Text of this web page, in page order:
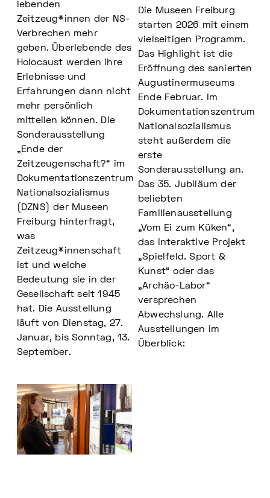
lebenden
Zeitzeug*innen der NS-
Verbrechen mehr
geben. Überlebende des
Holocaust werden ihre
Erlebnisse und
Erfahrungen dann nicht
mehr persönlich
mitteilen können. Die
Sonderausstellung
„Ende der
Zeitzeugenschaft?“ im
Dokumentationszentrum
Nationalsozialismus
(DZNS) der Museen
Freiburg hinterfragt,
was
Zeitzeug*innenschaft
ist und welche
Bedeutung sie in der
Gesellschaft seit 1945
hat. Die Ausstellung
läuft von Dienstag, 27.
Januar, bis Sonntag, 13.
September.
Die Museen Freiburg
starten 2026 mit einem
vielseitigen Programm.
Das Highlight ist die
Eröffnung des sanierten
Augustinermuseums
Ende Februar. Im
Dokumentationszentrum
Nationalsozialismus
steht außerdem die
erste
Sonderausstellung an.
Das 35. Jubiläum der
beliebten
Familienausstellung
„Vom Ei zum Küken“,
das interaktive Projekt
„Spielfeld. Sport &
Kunst“ oder das
„Archäo-Labor“
versprechen
Abwechslung. Alle
Ausstellungen im
Überblick: